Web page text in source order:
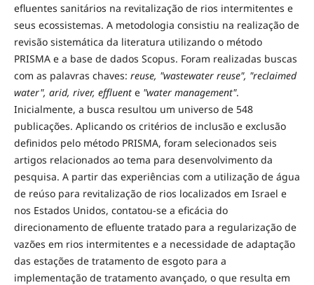
efluentes sanitários na revitalização de rios intermitentes e
seus ecossistemas. A metodologia consistiu na realização de
revisão sistemática da literatura utilizando o método
PRISMA e a base de dados Scopus. Foram realizadas buscas
com as palavras chaves: reuse, "wastewater reuse", "reclaimed
water", arid, river, effluent e"water management".
Inicialmente, a busca resultou um universo de 548
publicações. Aplicando os critérios de inclusão e exclusão
definidos pelo método PRISMA, foram selecionados seis
artigos relacionados ao tema para desenvolvimento da
pesquisa. A partir das experiências com a utilização de água
de reúso para revitalização de rios localizados em Israel e
nos Estados Unidos, contatou-se a eficácia do
direcionamento de efluente tratado para a regularização de
vazões em rios intermitentes e a necessidade de adaptação
das estações de tratamento de esgoto para a
implementação de tratamento avançado, o que resulta em